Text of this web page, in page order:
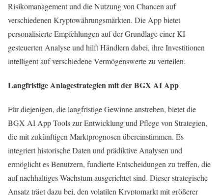
Risikomanagement und die Nutzung von Chancen auf
verschiedenen Kryptowährungsmärkten. Die App bietet
personalisierte Empfehlungen auf der Grundlage einer KI-
gesteuerten Analyse und hilft Händlern dabei, ihre Investitionen
intelligent auf verschiedene Vermögenswerte zu verteilen.
Langfristige Anlagestrategien mit der BGX AI App
Für diejenigen, die langfristige Gewinne anstreben, bietet die
BGX AI App Tools zur Entwicklung und Pflege von Strategien,
die mit zukünftigen Marktprognosen übereinstimmen. Es
integriert historische Daten und prädiktive Analysen und
ermöglicht es Benutzern, fundierte Entscheidungen zu treffen, die
auf nachhaltiges Wachstum ausgerichtet sind. Dieser strategische
Ansatz trägt dazu bei, den volatilen Kryptomarkt mit größerer